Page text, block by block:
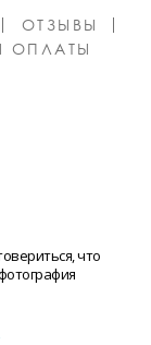
ОТЗЫВЫ
ОПЛАТЫ
что